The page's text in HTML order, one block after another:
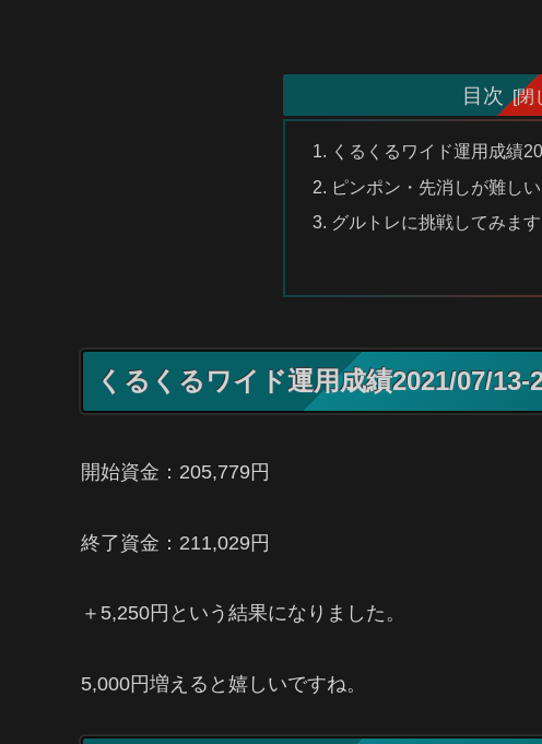
目次
くるくるワイド運用成績
ピンポン・先消しが難しい
グルトレに挑戦してみます
くるくるワイド運用成績2021/07/13-
開始資金：205,779円
終了資金：211,029円
＋5,250円という結果になりました。
5,000円増えると嬉しいですね。